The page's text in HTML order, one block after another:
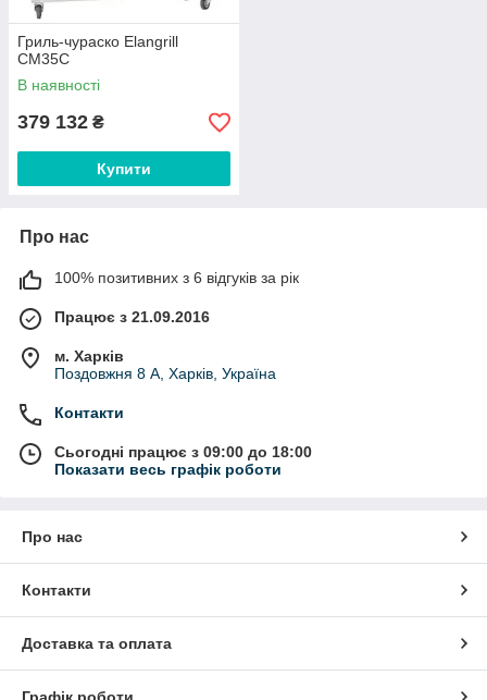
Гриль-чураско Elangrill
CM35C
В наявності
379 132 ₴
Купити
Про нас
100% позитивних з 6 відгуків за рік
Працює з 21.09.2016
м. Харків
Поздовжня 8 А, Харків, Україна
Контакти
Сьогодні працює з 09:00 до 18:00
Показати весь графік роботи
Про нас
Контакти
Доставка та оплата